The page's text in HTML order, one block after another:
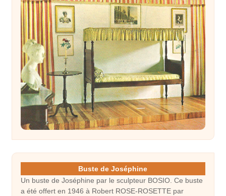
Buste de Joséphine
Un buste de Joséphine par le sculpteur BOSIO. Ce buste
a été offert en 1946 à Robert ROSE-ROSETTE par